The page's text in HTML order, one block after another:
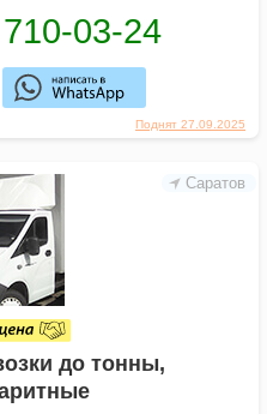
Поднят 27.09.2025
Саратов
до тонны,